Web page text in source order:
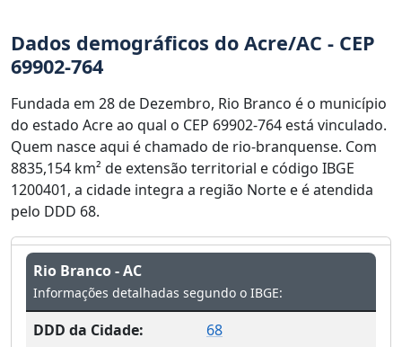
Dados demográficos do Acre/AC - CEP
69902-764
Fundada em 28 de Dezembro, Rio Branco é o município
do estado Acre ao qual o CEP 69902-764 está vinculado.
Quem nasce aqui é chamado de rio-branquense. Com
8835,154 km² de extensão territorial e código IBGE
1200401, a cidade integra a região Norte e é atendida
pelo DDD 68.
Rio Branco - AC
Informações detalhadas segundo o IBGE:
DDD da Cidade:
68